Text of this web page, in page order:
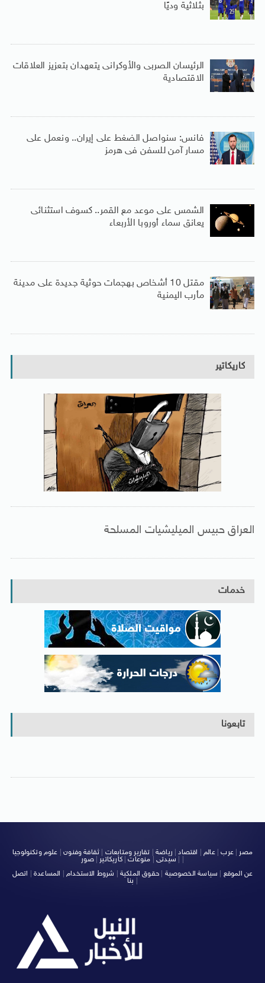
بثلاثية وديًا
الرئيسان الصربى والأوكرانى يتعهدان بتعزيز العلاقات
الاقتصادية
فانس: سنواصل الضغط على إيران.. ونعمل على
مسار آمن للسفن فى هرمز
الشمس على موعد مع القمر.. كسوف استثنائى
يعانق سماء أوروبا الأربعاء
مقتل 10 أشخاص بهجمات حوثية جديدة على مدينة
مأرب اليمنية
كاريكاتير
العراق حبيس الميليشيات المسلحة
خدمات
تابعونا
مصر |عرب|عالم| اقتصاد| رياضة تقارير ومتابعات ثقافة وفنون| علوم وتكنولوجيا
سيدتى| منوعات|كاريكاتير |صور
عن الموقع
سياسة الخصوصية حقوق الملكية شروط الاستخدام المساعدة
اتصل
بنا